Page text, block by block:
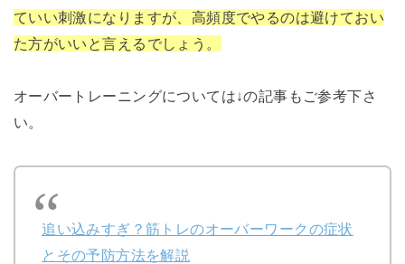
ていい刺激になりますが、高頻度でやるのは避けておい
た方がいいと言えるでしょう。
オーバートレーニングについては↓の記事もご参考下さ
い。
追い込みすぎ？筋トレのオーバーワークの症状
とその予防方法を解説